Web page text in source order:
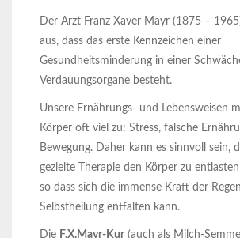
Der Arzt Franz Xaver Mayr (1875 –
aus, dass das erste Kennzeichen einer
Gesundheitsminderung in einer
Verdauungsorgane besteht.
Unsere Ernährungs- und Lebensweisen
Körper oft viel zu: Stress, falsche
Bewegung. Daher kann es sinnvoll sein,
gezielte Therapie den Körper zu
so dass sich die immense Kraft der
Selbstheilung entfalten kann.
Die F.X.Mayr-Kur (auch als Milch-